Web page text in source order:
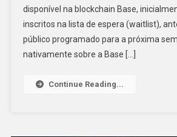
disponível na blockchain Base,
inscritos na lista de espera (waitlist),
público programado para a próxima
nativamente sobre a Base […]
Continue Reading...